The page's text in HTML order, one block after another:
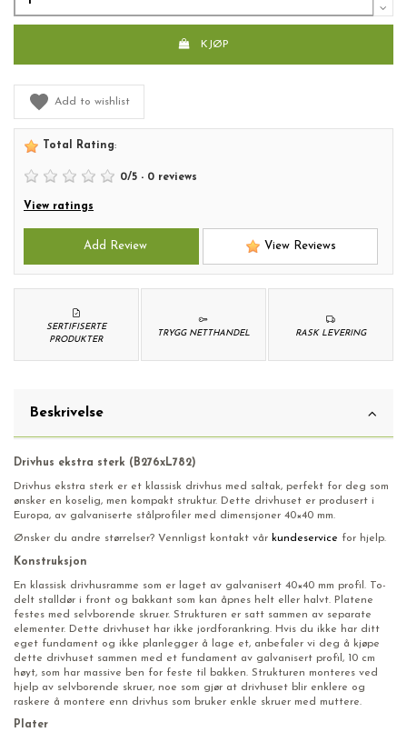
KJØP
Add to wishlist
Total Rating:
0/5 - 0 reviews
View ratings
Add Review View Reviews
RASK LEVERING
TRYGG NETTHANDEL
SERTIFISERTE
PRODUKTER
Beskrivelse
Drivhus ekstra sterk (B276xL782)
Drivhus ekstra sterk er et klassisk drivhus med saltak, perfekt for deg som
ønsker en koselig, men kompakt struktur. Dette drivhuset er produsert i
Europa, av galvaniserte stålprofiler med dimensjoner 40×40 mm.
Ønsker du andre størrelser? Vennligst kontakt vår kundeservice for hjelp.
Konstruksjon
En klassisk drivhusramme som er laget av galvanisert 40×40 mm profil. To-
delt stalldør i front og bakkant som kan åpnes helt eller halvt. Platene
festes med selvborende skruer. Strukturen er satt sammen av separate
elementer. Dette drivhuset har ikke jordforankring. Hvis du ikke har ditt
eget fundament og ikke planlegger å lage et, anbefaler vi deg å kjøpe
dette drivhuset sammen med et fundament av galvanisert profil, 10 cm
høyt, som har massive ben for feste til bakken. Strukturen monteres ved
hjelp av selvborende skruer, noe som gjør at drivhuset blir enklere og
raskere å montere enn drivhus som bruker enkle skruer med muttere.
Plater